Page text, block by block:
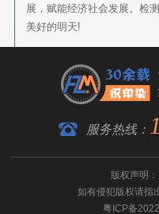
展，赋能经济社会发展。检
美好的明天!
服务热线：
版权声明
如有侵犯版权请指
粤ICP备